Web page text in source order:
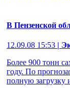
В Пензенской
12.09.08 15:53 |
Более 900 тонн
году. По
полную загрузку